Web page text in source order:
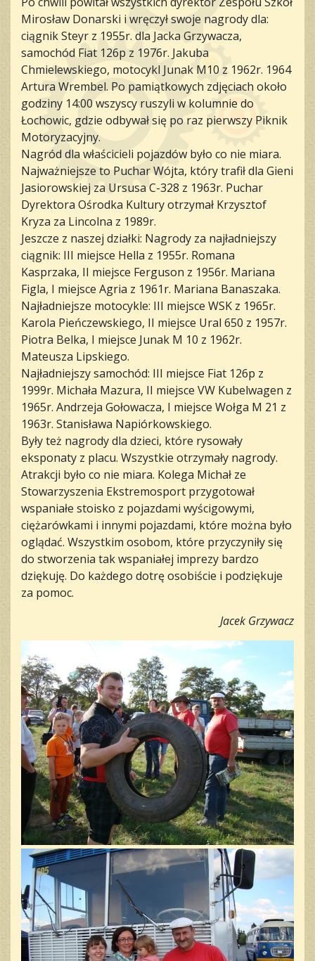
Mirosław Donarski i wręczył swoje nagrody dla:
ciągnik Steyr z 1955r. dla Jacka Grzywacza,
samochód Fiat 126p z 1976r. Jakuba
Chmielewskiego, motocykl Junak M10 z 1962r. 1964
Artura Wrembel. Po pamiątkowych zdjęciach około
godziny 14:00 wszyscy ruszyli w kolumnie do
Łochowic, gdzie odbywał się po raz pierwszy Piknik
Motoryzacyjny.
Nagród dla właścicieli pojazdów było co nie miara.
Najważniejsze to Puchar Wójta, który trafił dla Gieni
Jasiorowskiej za Ursusa C-328 z 1963r. Puchar
Dyrektora Ośrodka Kultury otrzymał Krzysztof
Kryza za Lincolna z 1989r.
Jeszcze z naszej działki: Nagrody za najładniejszy
ciągnik: III miejsce Hella z 1955r. Romana
Kasprzaka, II miejsce Ferguson z 1956r. Mariana
Figla, I miejsce Agria z 1961r. Mariana Banaszaka.
Najładniejsze motocykle: III miejsce WSK z 1965r.
Karola Pieńczewskiego, II miejsce Ural 650 z 1957r.
Piotra Belka, I miejsce Junak M 10 z 1962r.
Mateusza Lipskiego.
Najładniejszy samochód: III miejsce Fiat 126p z
1999r. Michała Mazura, II miejsce VW Kubelwagen z
1965r. Andrzeja Gołowacza, I miejsce Wołga M 21 z
1963r. Stanisława Napiórkowskiego.
Były też nagrody dla dzieci, które rysowały
eksponaty z placu. Wszystkie otrzymały nagrody.
Atrakcji było co nie miara. Kolega Michał ze
Stowarzyszenia Ekstremosport przygotował
wspaniałe stoisko z pojazdami wyścigowymi,
ciężarówkami i innymi pojazdami, które można było
oglądać. Wszystkim osobom, które przyczyniły się
do stworzenia tak wspaniałej imprezy bardzo
dziękuję. Do każdego dotrę osobiście i podziękuje
za pomoc.
Jacek Grzywacz